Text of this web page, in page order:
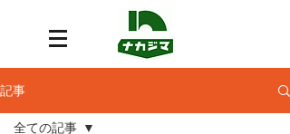
記事
全ての記事